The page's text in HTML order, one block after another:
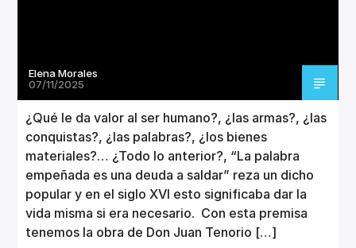
Elena Morales
07/11/2025
¿Qué le da valor al ser humano?, ¿las armas?, ¿las
conquistas?, ¿las palabras?, ¿los bienes
materiales?… ¿Todo lo anterior?, “La palabra
empeñada es una deuda a saldar” reza un dicho
popular y en el siglo XVI esto significaba dar la
vida misma si era necesario. Con esta premisa
tenemos la obra de Don Juan Tenorio […]